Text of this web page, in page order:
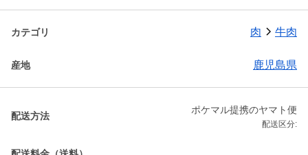
カテゴリ 肉 牛肉
産地 鹿児島県
配送方法
ポケマル提携のヤマト便
配送区分: